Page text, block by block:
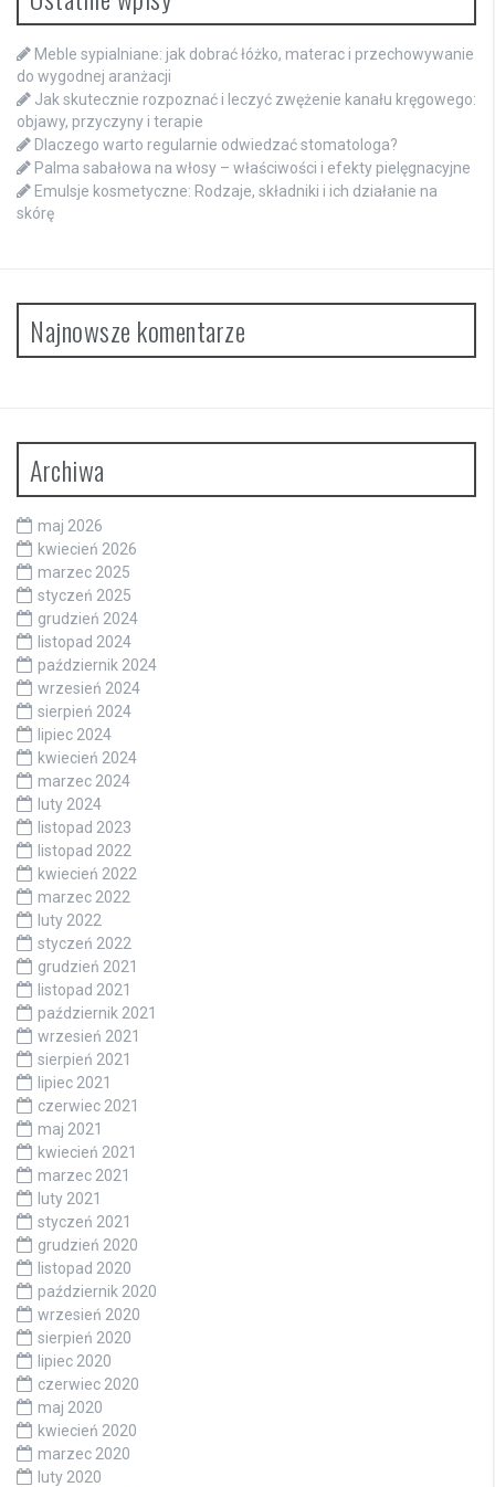
Meble sypialniane: jak dobrać łóżko, materac i przechowywanie
do wygodnej aranżacji
Jak skutecznie rozpoznać i leczyć zwężenie kanału kręgowego:
objawy, przyczyny i terapie
Dlaczego warto regularnie odwiedzać stomatologa?
Palma sabałowa na włosy – właściwości i efekty pielęgnacyjne
Emulsje kosmetyczne: Rodzaje, składniki i ich działanie na
skórę
Najnowsze komentarze
Archiwa
maj 2026
kwiecień 2026
marzec 2025
styczeń 2025
grudzień 2024
listopad 2024
październik 2024
wrzesień 2024
sierpień 2024
lipiec 2024
kwiecień 2024
marzec 2024
luty 2024
listopad 2023
listopad 2022
kwiecień 2022
marzec 2022
luty 2022
styczeń 2022
grudzień 2021
listopad 2021
październik 2021
wrzesień 2021
sierpień 2021
lipiec 2021
czerwiec 2021
maj 2021
kwiecień 2021
marzec 2021
luty 2021
styczeń 2021
grudzień 2020
listopad 2020
październik 2020
wrzesień 2020
sierpień 2020
lipiec 2020
czerwiec 2020
maj 2020
kwiecień 2020
marzec 2020
luty 2020